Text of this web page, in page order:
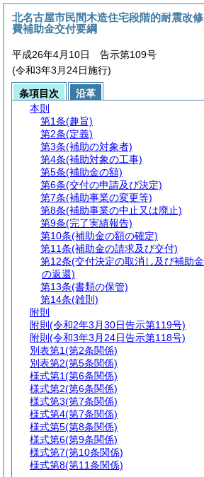
北名古屋市民間木造住宅段階的耐震改修
費補助金交付要綱
平成26年4月10日 告示第109号
(令和3年3月24日施行)
条項目次
沿革
本則
第1条(趣旨)
第2条(定義)
第3条(補助の対象者)
第4条(補助対象の工事)
第5条(補助金の額)
第6条(交付の申請及び決定)
第7条(補助事業の変更等)
第8条(補助事業の中止又は廃止)
第9条(完了実績報告)
第10条(補助金の額の確定)
第11条(補助金の請求及び交付)
第12条(交付決定の取消し及び補助金
の返還)
第13条(書類の保管)
第14条(雑則)
附則
附則 (令和2年3月30日告示第119号)
附則 (令和3年3月24日告示第118号)
別表第1(第2条関係)
別表第2(第5条関係)
様式第1(第6条関係)
様式第2(第6条関係)
様式第3(第7条関係)
様式第4(第7条関係)
様式第5(第8条関係)
様式第6(第9条関係)
様式第7(第10条関係)
様式第8(第11条関係)